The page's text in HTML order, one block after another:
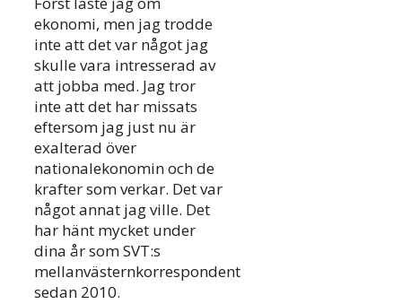
ekonomi, men jag trodde
inte att det var något jag
skulle vara intresserad av
att jobba med. Jag tror
inte att det har missats
eftersom jag just nu är
exalterad över
nationalekonomin och de
krafter som verkar. Det var
något annat jag ville. Det
har hänt mycket under
dina år som SVT:s
mellanvästernkorrespondent
sedan 2010.